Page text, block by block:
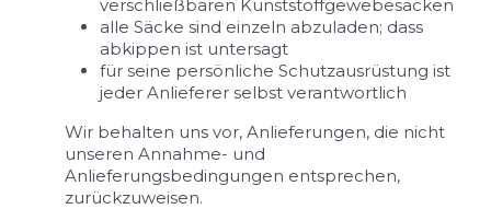
verschließbaren Kunststoffgewebesäcken
alle Säcke sind einzeln abzuladen; dass
abkippen ist untersagt
für seine persönliche Schutzausrüstung ist
jeder Anlieferer selbst verantwortlich
Wir behalten uns vor, Anlieferungen, die nicht
unseren Annahme- und
Anlieferungsbedingungen entsprechen,
zurückzuweisen.